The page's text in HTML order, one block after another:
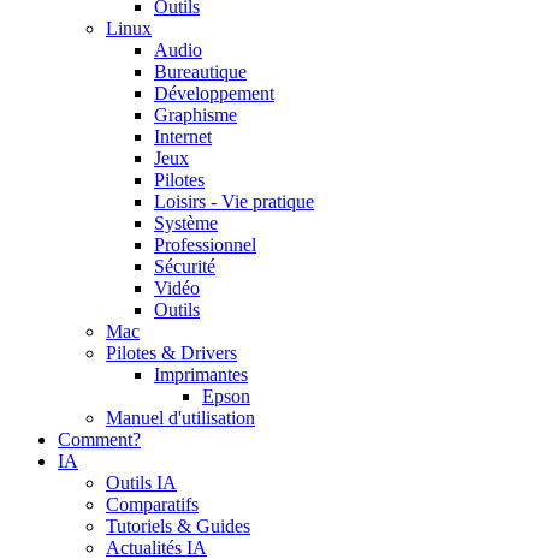
Outils
Linux
Audio
Bureautique
Développement
Graphisme
Internet
Jeux
Pilotes
Loisirs - Vie pratique
Système
Professionnel
Sécurité
Vidéo
Outils
Mac
Pilotes & Drivers
Imprimantes
Epson
Manuel d'utilisation
Comment?
IA
Outils IA
Comparatifs
Tutoriels & Guides
Actualités IA